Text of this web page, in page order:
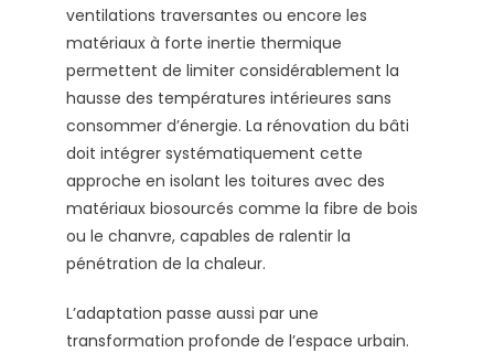
ventilations traversantes ou encore les
matériaux à forte inertie thermique
permettent de limiter considérablement la
hausse des températures intérieures sans
consommer d’énergie. La rénovation du bâti
doit intégrer systématiquement cette
approche en isolant les toitures avec des
matériaux biosourcés comme la fibre de bois
ou le chanvre, capables de ralentir la
pénétration de la chaleur.
L’adaptation passe aussi par une
transformation profonde de l’espace urbain.